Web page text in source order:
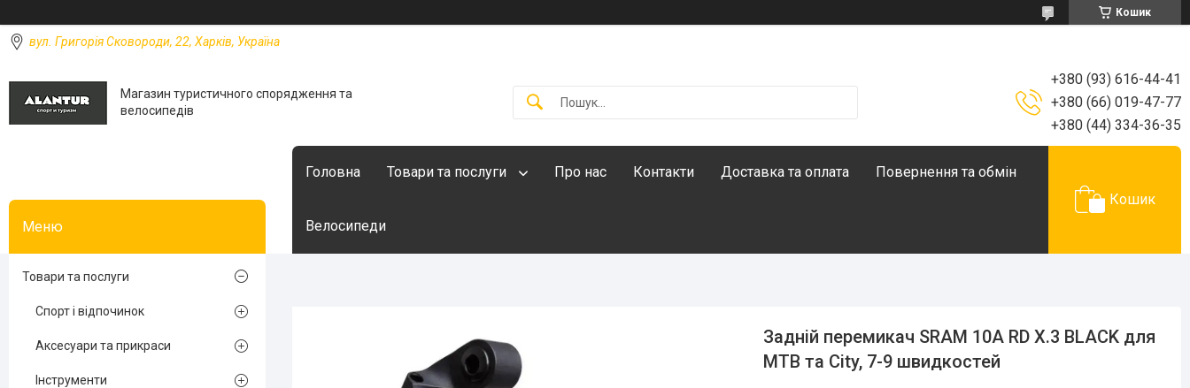
Кошик
вул. Григорія Сковороди, 22, Харків, Україна
Магазин туристичного спорядження та
велосипедів
+380 (93) 616-44-41
+380 (66) 019-47-77
+380 (44) 334-36-35
Головна Товари та послуги Про нас Контакти Доставка та оплата Повернення та обмін
Велосипеди
Кошик
Задній перемикач SRAM 10A RD X.3 BLACK для
MTB та City, 7-9 швидкостей
Товари та послуги
Спорт і відпочинок
Аксесуари та прикраси
Інструменти